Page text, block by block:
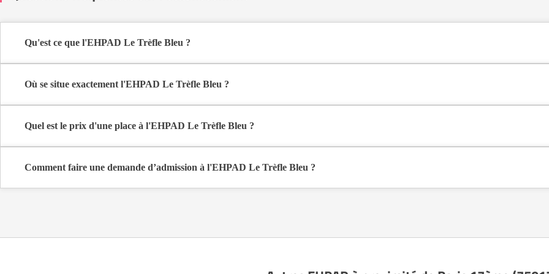
Qu'est ce que l'EHPAD Le Trèfle Bleu ?
Où se situe exactement l'EHPAD Le Trèfle Bleu ?
Quel est le prix d'une place à l'EHPAD Le Trèfle Bleu ?
Comment faire une demande d’admission à l'EHPAD Le Trèfle Bleu ?
coûts et les démarches administratives nécessaires.